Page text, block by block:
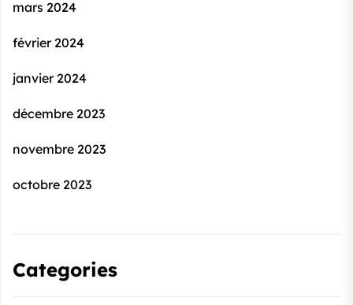
mars 2024
février 2024
janvier 2024
décembre 2023
novembre 2023
octobre 2023
Categories